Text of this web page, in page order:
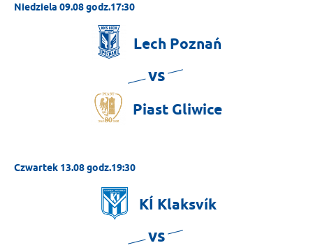
Niedziela 09.08 godz.17:30
Lech Poznań
vs
Piast Gliwice
Czwartek 13.08 godz.19:30
KÍ Klaksvík
vs